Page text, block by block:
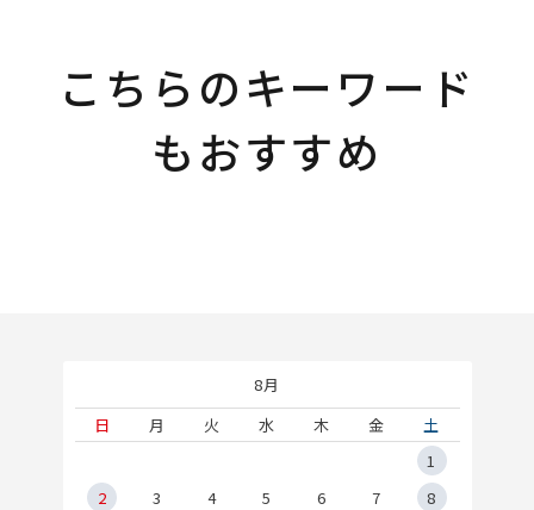
こちらのキーワード
もおすすめ
8月
日
月 火 水 木 金
土
1
2
3 4 5 6 7
8